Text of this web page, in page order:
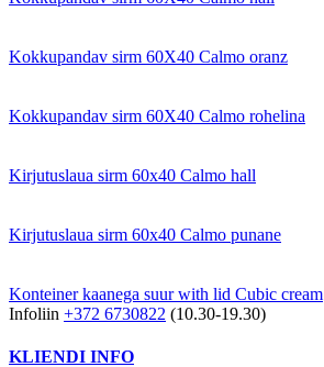
Kokkupandav sirm 60X40 Calmo oranz
Kokkupandav sirm 60X40 Calmo rohelina
Kirjutuslaua sirm 60x40 Calmo hall
Kirjutuslaua sirm 60x40 Calmo punane
Konteiner kaanega suur with lid Cubic cream
Infoliin +372 6730822 (10.30-19.30)
KLIENDI INFO